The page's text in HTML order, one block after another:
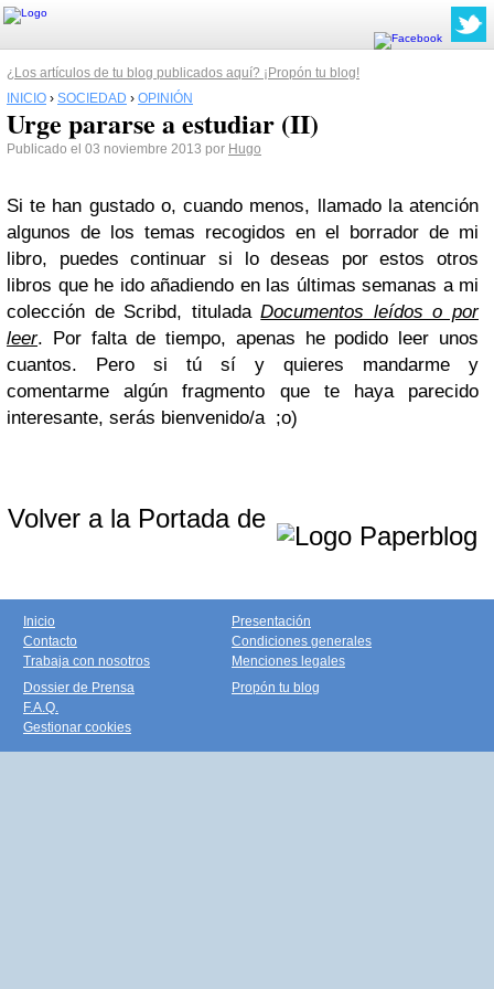
¿Los artículos de tu blog publicados aquí? ¡Propón tu blog!
INICIO › SOCIEDAD › OPINIÓN
Urge pararse a estudiar (II)
Publicado el 03 noviembre 2013 por Hugo
Si te han gustado o, cuando menos, llamado la atención
algunos de los temas recogidos en el borrador de mi
libro, puedes continuar si lo deseas por estos otros
libros que he ido añadiendo en las últimas semanas a mi
colección de Scribd, tituladaDocumentos leídos o por
leer. Por falta de tiempo, apenas he podido leer unos
cuantos. Pero si tú sí y quieres mandarme y
comentarme algún fragmento que te haya parecido
interesante, serás bienvenido/a ;o)
Volver a la Portada de
Inicio
Contacto
Trabaja con nosotros
Presentación
Condiciones generales
Menciones legales
Dossier de Prensa
F.A.Q.
Gestionar cookies
Propón tu blog